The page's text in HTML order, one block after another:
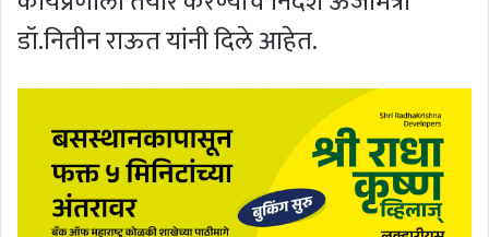
डॉ.नितीन राऊत यांनी दिले आहेत.